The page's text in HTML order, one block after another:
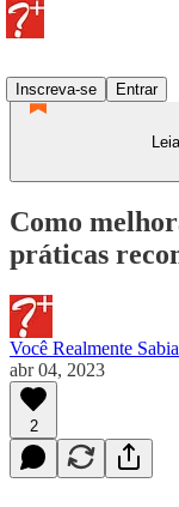
Inscreva-se
Entrar
Como
práticas
Você Realmente Sabia
abr 04, 2023
2